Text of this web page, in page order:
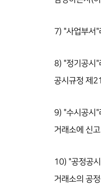
7) "사업부서"
8) "정기공시
공시규정 제
9) "수시공시"
거래소에 신
10) "공정공
거래소의 공